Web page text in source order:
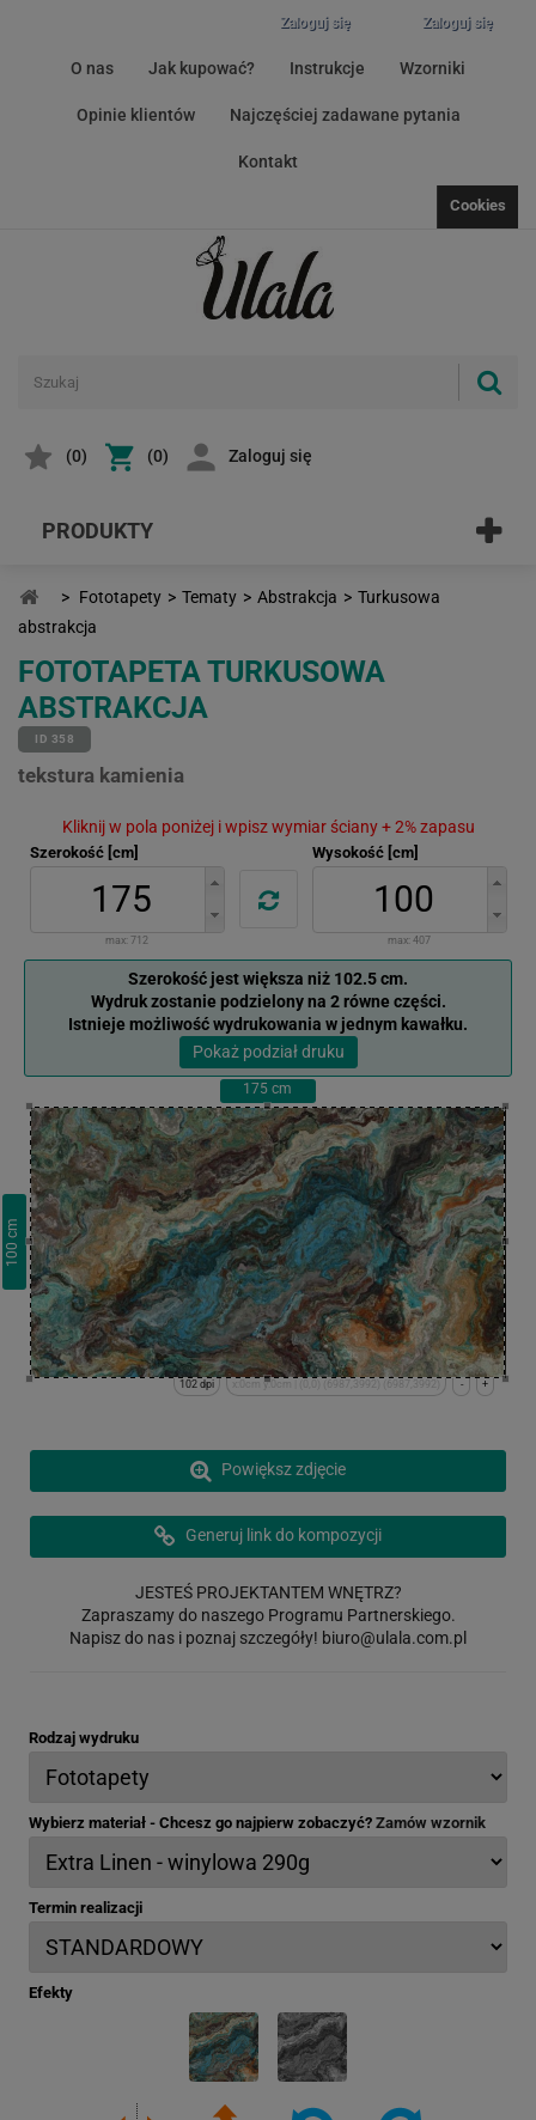
Zaloguj się
Zaloguj się
O nas Jak kupować? Instrukcje Wzorniki
Opinie klientów Najczęściej zadawane pytania
Kontakt
Cookies
(0) (0) Zaloguj się
PRODUKTY
> Fototapety > Tematy > Abstrakcja > Turkusowa
abstrakcja
FOTOTAPETA TURKUSOWA
ABSTRAKCJA
ID 358
tekstura kamienia
Kliknij w pola poniżej i wpisz wymiar ściany + 2% zapasu
Szerokość [cm]
max: 712
Wysokość [cm]
max: 407
Szerokość jest większa niż 102.5 cm.
Wydruk zostanie podzielony na 2 równe części.
Istnieje możliwość wydrukowania w jednym kawałku.
Pokaż podział druku
175 cm
100
cm
+
-
x:0cm y:0cm | (0,0) (6987,3992) (6987,3992)
102 dpi
Powiększ zdjęcie
Generuj link do kompozycji
JESTEŚ PROJEKTANTEM WNĘTRZ?
Zapraszamy do naszego Programu Partnerskiego.
Napisz do nas i poznaj szczegóły! biuro@ulala.com.pl
Rodzaj wydruku
Wybierz materiał - Chcesz go najpierw zobaczyć? Zamów wzornik
Termin realizacji
Efekty